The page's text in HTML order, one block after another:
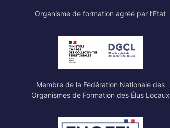
Organisme de formation agréé par l’Etat
Membre de la Fédération Nationale des
Organismes de Formation des Élus Locaux